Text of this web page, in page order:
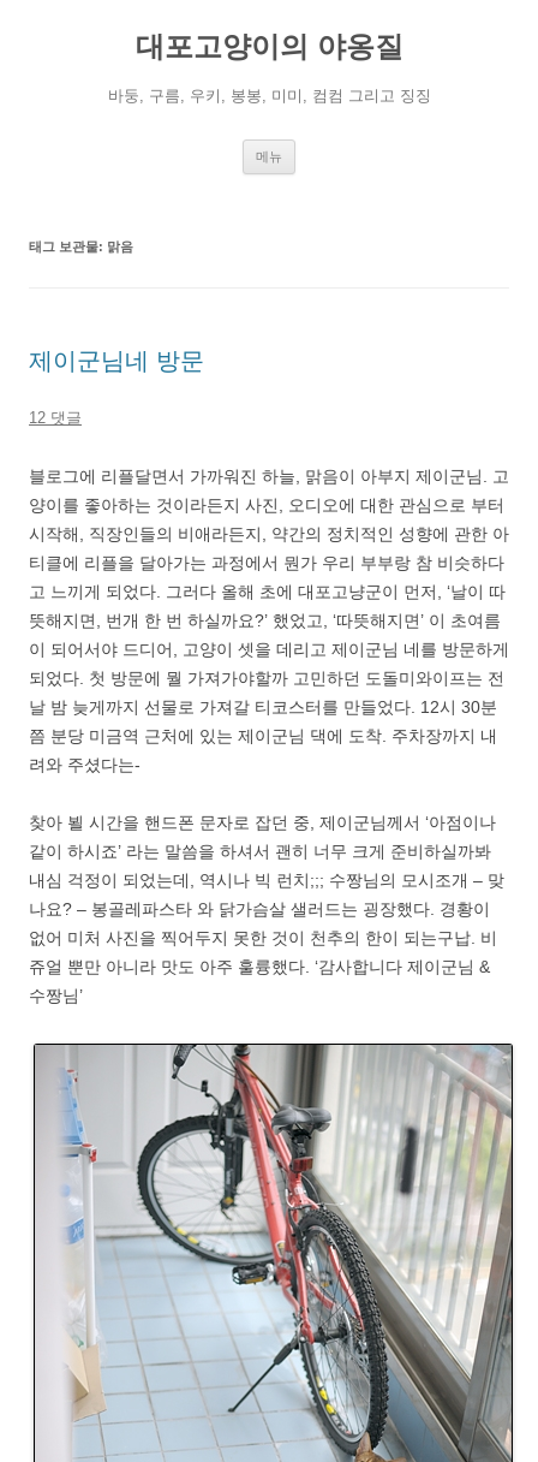
대포고양이의 야옹질
바둥, 구름, 우키, 봉봉, 미미, 컴컴 그리고 징징
메뉴
태그 보관물: 맑음
제이군님네 방문
12 댓글
블로그에 리플달면서 가까워진 하늘, 맑음이 아부지 제이군님. 고
양이를 좋아하는 것이라든지 사진, 오디오에 대한 관심으로 부터
시작해, 직장인들의 비애라든지, 약간의 정치적인 성향에 관한 아
티클에 리플을 달아가는 과정에서 뭔가 우리 부부랑 참 비슷하다
고 느끼게 되었다. 그러다 올해 초에 대포고냥군이 먼저, ‘날이 따
뜻해지면, 번개 한 번 하실까요?’ 했었고, ‘따뜻해지면’ 이 초여름
이 되어서야 드디어, 고양이 셋을 데리고 제이군님 네를 방문하게
되었다. 첫 방문에 뭘 가져가야할까 고민하던 도돌미와이프는 전
날 밤 늦게까지 선물로 가져갈 티코스터를 만들었다. 12시 30분
쯤 분당 미금역 근처에 있는 제이군님 댁에 도착. 주차장까지 내
려와 주셨다는-
찾아 뵐 시간을 핸드폰 문자로 잡던 중, 제이군님께서 ‘아점이나
같이 하시죠’ 라는 말씀을 하셔서 괜히 너무 크게 준비하실까봐
내심 걱정이 되었는데, 역시나 빅 런치;;; 수짱님의 모시조개 – 맞
나요? – 봉골레파스타 와 닭가슴살 샐러드는 굉장했다. 경황이
없어 미처 사진을 찍어두지 못한 것이 천추의 한이 되는구납. 비
쥬얼 뿐만 아니라 맛도 아주 훌륭했다. ‘감사합니다 제이군님 &
수짱님’